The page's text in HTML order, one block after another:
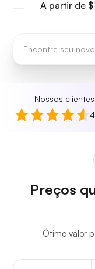
A partir de
Nossos
Preços
Ótimo valor